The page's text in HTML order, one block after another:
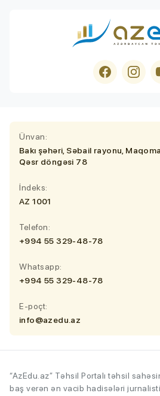
Ünvan:
Bakı şəhəri, Səbail rayonu,
Qəsr döngəsi 78
İndeks:
AZ 1001
Telefon:
+994 55 329-48-78
Whatsapp:
+994 55 329-48-78
E-poçt:
info@azedu.az
“AzEdu.az” Təhsil Portalı təhsil
baş verən ən vacib hadisələri